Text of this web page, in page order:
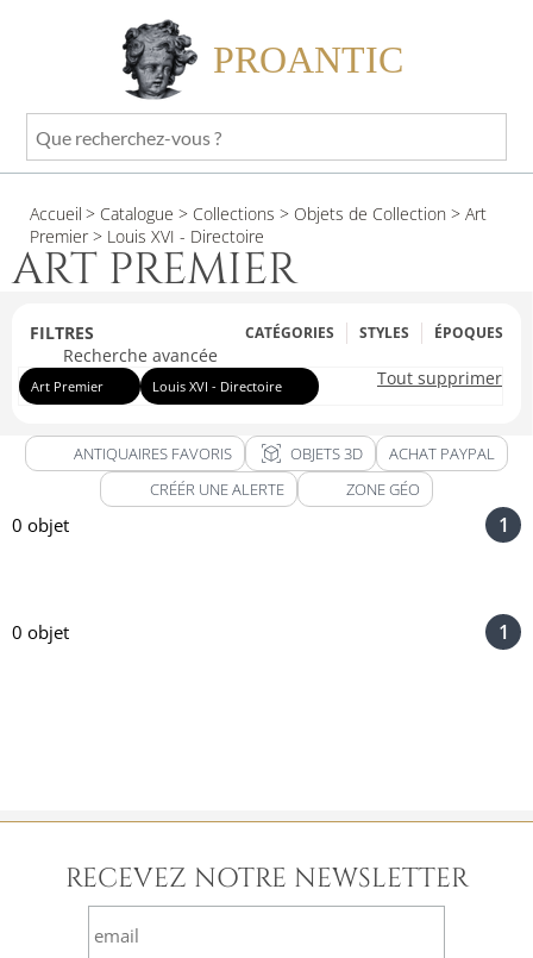
PROANTIC
Que
recherchez-
?
Accueil > Catalogue > Collections > Objets de Collection > Art
Premier> Louis XVI - Directoire
ART PREMIER
FILTRES CATÉGORIES STYLES ÉPOQUES
Recherche avancée
Tout supprimer
Art Premier Louis XVI - Directoire
ANTIQUAIRES FAVORIS view_in_ar OBJETS 3D
ACHAT PAYPAL
CRÉÉR UNE ALERTE
ZONE GÉO
0 objet 1
0 objet 1
RECEVEZ NOTRE NEWSLETTER